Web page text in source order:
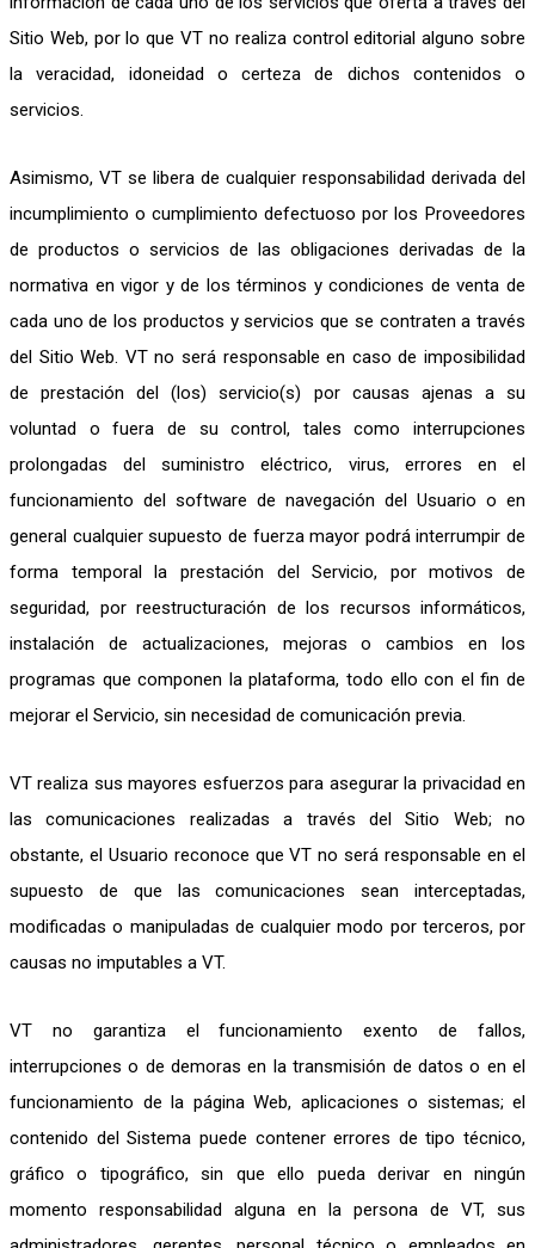
Sitio Web, por lo que VT no realiza control editorial alguno sobre
la veracidad, idoneidad o certeza de dichos contenidos o
servicios.
Asimismo, VT se libera de cualquier responsabilidad derivada del
incumplimiento o cumplimiento defectuoso por los Proveedores
de productos o servicios de las obligaciones derivadas de la
normativa en vigor y de los términos y condiciones de venta de
cada uno de los productos y servicios que se contraten a través
del Sitio Web. VT no será responsable en caso de imposibilidad
de prestación del (los) servicio(s) por causas ajenas a su
voluntad o fuera de su control, tales como interrupciones
prolongadas del suministro eléctrico, virus, errores en el
funcionamiento del software de navegación del Usuario o en
general cualquier supuesto de fuerza mayor podrá interrumpir de
forma temporal la prestación del Servicio, por motivos de
seguridad, por reestructuración de los recursos informáticos,
instalación de actualizaciones, mejoras o cambios en los
programas que componen la plataforma, todo ello con el fin de
mejorar el Servicio, sin necesidad de comunicación previa.
VT realiza sus mayores esfuerzos para asegurar la privacidad en
las comunicaciones realizadas a través del Sitio Web; no
obstante, el Usuario reconoce que VT no será responsable en el
supuesto de que las comunicaciones sean interceptadas,
modificadas o manipuladas de cualquier modo por terceros, por
causas no imputables a VT.
VT no garantiza el funcionamiento exento de fallos,
interrupciones o de demoras en la transmisión de datos o en el
funcionamiento de la página Web, aplicaciones o sistemas; el
contenido del Sistema puede contener errores de tipo técnico,
gráfico o tipográfico, sin que ello pueda derivar en ningún
momento responsabilidad alguna en la persona de VT, sus